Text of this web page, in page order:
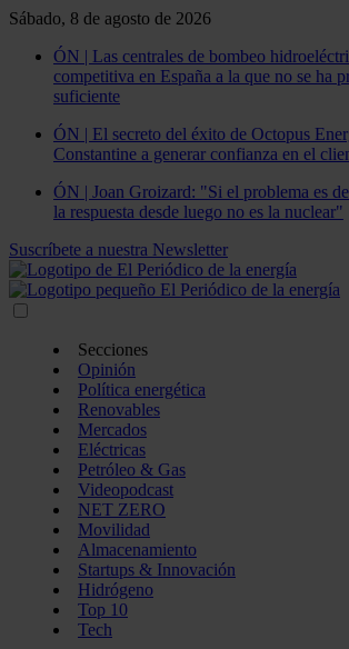
Sábado, 8 de agosto de 2026
ÓN | Las centrales de bombeo
competitiva en España a la que no se ha
suficiente
ÓN | El secreto del éxito de Octopus
Constantine a generar confianza en el
ÓN | Joan Groizard: "Si el problema es
la respuesta desde luego no es la nuclear"
Suscríbete a nuestra Newsletter
Secciones
Opinión
Política energética
Renovables
Mercados
Eléctricas
Petróleo & Gas
Videopodcast
NET ZERO
Movilidad
Almacenamiento
Startups & Innovación
Hidrógeno
Top 10
Tech